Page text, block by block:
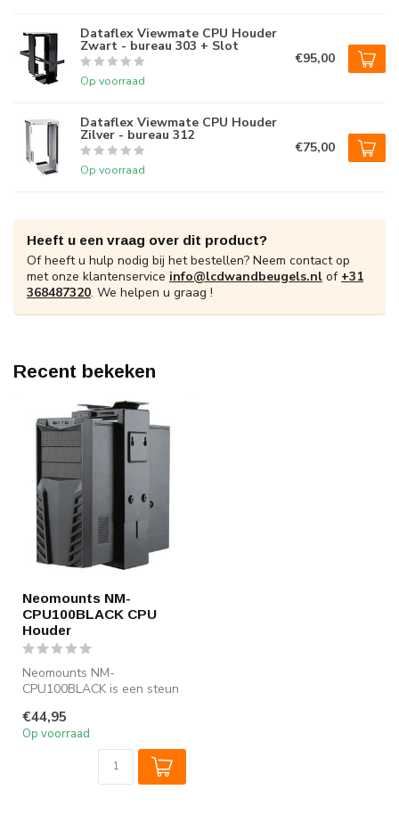
Dataflex Viewmate CPU Houder
Zwart - bureau 303 + Slot
Op voorraad
€95,00
Dataflex Viewmate CPU Houder
Zilver - bureau 312
Op voorraad
€75,00
Heeft u een vraag over dit product?
Of heeft u hulp nodig bij het bestellen? Neem contact op
met onze klantenservice info@lcdwandbeugels.nl of +31
368487320. We helpen u graag !
Recent bekeken
Neomounts NM-
CPU100BLACK CPU
Houder
Neomounts NM-
CPU100BLACK is een steun
client aan het bu...
€44,95
Op voorraad